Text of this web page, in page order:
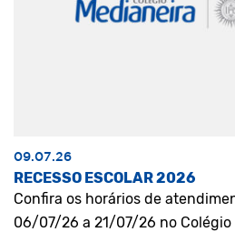
09.07.26
RECESSO ESCOLAR 2026
Confira os horários de
06/07/26 a 21/07/26 no Colégio